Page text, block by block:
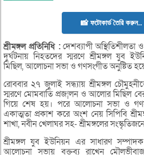
📸 ফটোকার্ড তৈরি করুন..
শ্রীমঙ্গলপ্রতিনিধি : দেশব্যাপী অস্থিতিশীলতা
দুর্ঘটনায় নিহতদের স্মরণে শ্রীমঙ্গল যুব
মিছিল, আলোচনা সভা ও গণসংগীত অনুষ্টিত
রোববার ২৭ জুলাই সন্ধ্যায় শ্রীমঙ্গল
স্মরণে মোমবাতি প্রজ¦লন ও আলোর মিছিল
গিয়ে শেষ হয়। পরে আলোচনা সভা ও
একাত্মতা প্রকাশ করে অংশ নেয় সিপিবি
শাখা, নবীন খেলাঘর সহ- শ্রীমঙ্গলের
শ্রীমঙ্গল যুব ইউনিয়ন এর সাধারণ সম্পাদক
আলোচনা সভায় বক্তব্য রাখেন